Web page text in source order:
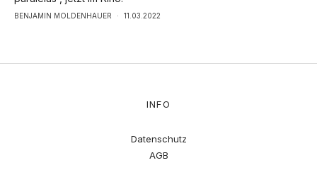
BENJAMIN MOLDENHAUER · 11.03.2022
INFO
Datenschutz
AGB